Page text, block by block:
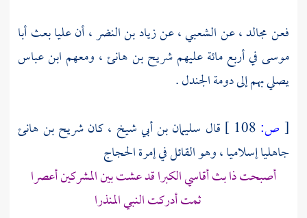
فعنمجالد، عنالشعبي، عنزياد بن النضر، أنعليابعثأبا
موسىفي أربع مائة عليهمشريح بن هانئ، ومعهم ابن عباس
يصلي بهم إلىدومة الجندل.
[ ص: قال سليمان بن أبيشيخ ، كانشريح بن هانئ
جاهليا إسلاميا ، وهو القائل في إمرةالحجاج
أصبحت ذا بث أقاسي الكبرا قد عشت بين المشركين أعصرا
ثمت أدركت النبي المنذرا